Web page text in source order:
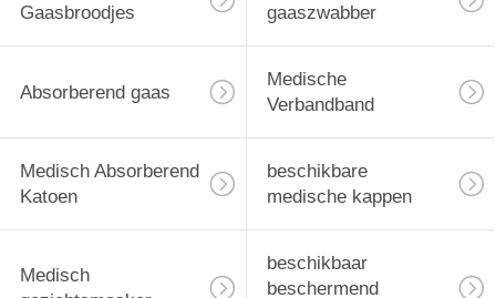
Gaasbroodjes
gaaszwabber
Absorberend gaas
Medische
Verbandband
Medisch Absorberend
Katoen
beschikbare
medische kappen
Medisch
beschikbaar
beschermend